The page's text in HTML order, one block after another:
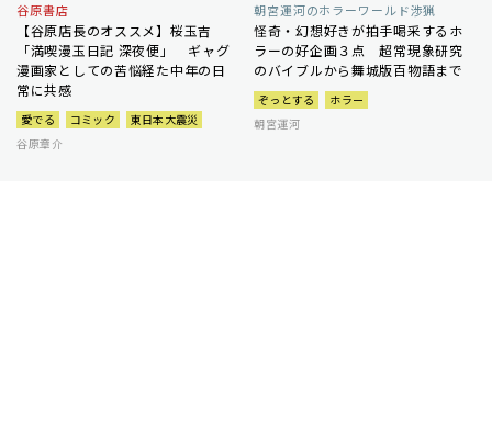
谷原書店
【谷原店長のオススメ】桜玉吉
「満喫漫玉日記 深夜便」 ギャグ
漫画家としての苦悩経た中年の日
常に共感
愛でる コミック
東日本大震災
谷原章介
朝宮運河のホラーワールド渉猟
怪奇・幻想好きが拍手喝采するホ
ラーの好企画３点 超常現象研究
のバイブルから舞城版百物語まで
ぞっとする
ホラー
朝宮運河